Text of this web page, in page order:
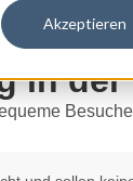
Akzeptieren
in der